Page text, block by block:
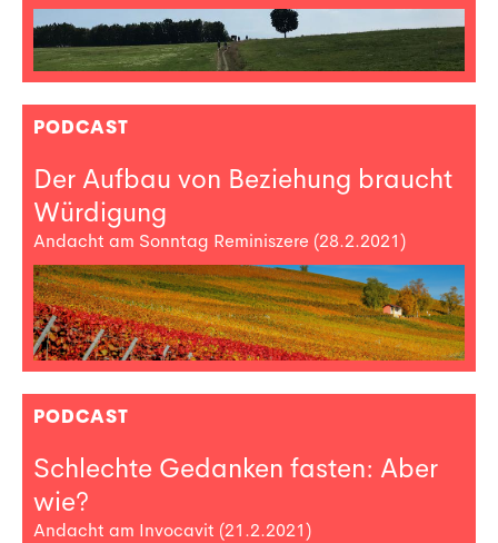
PODCAST
Der Aufbau von Beziehung braucht
Würdigung
Andacht am Sonntag Reminiszere (28.2.2021)
PODCAST
Schlechte Gedanken fasten: Aber
wie?
Andacht am Invocavit (21.2.2021)